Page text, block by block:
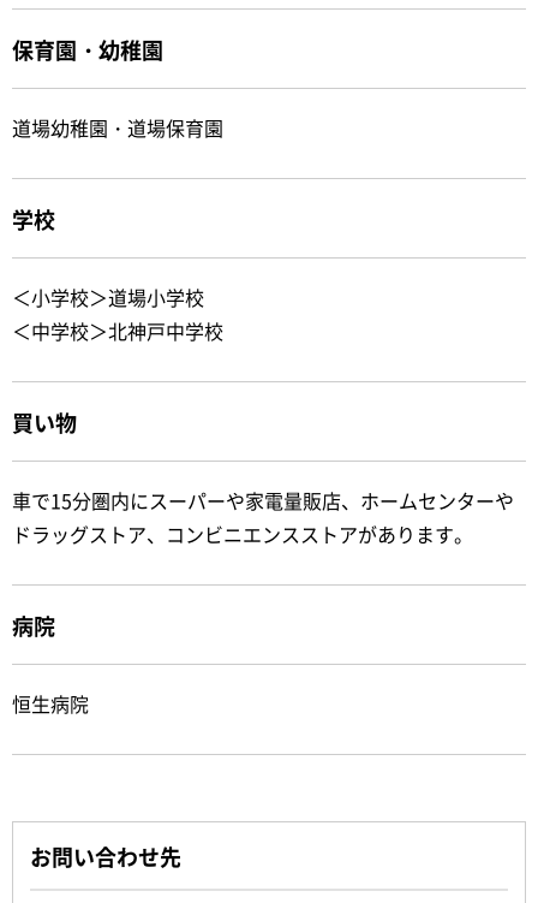
保育園・幼稚園
道場幼稚園・道場保育園
学校
＜小学校＞道場小学校
＜中学校＞北神戸中学校
買い物
車で15分圏内にスーパーや家電量販店、ホームセンターや
ドラッグストア、コンビニエンスストアがあります。
病院
恒生病院
お問い合わせ先